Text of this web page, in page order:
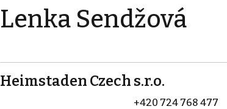
Lenka Sendžová
Heimstaden Czech s.r.o.
+420 724 768 477